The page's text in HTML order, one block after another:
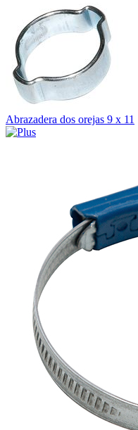
Abrazadera dos orejas 9 x 11